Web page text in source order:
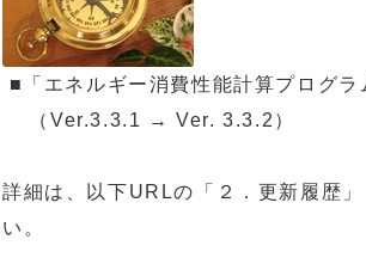
■「エネルギー消費性能計算プログラ
（Ver.3.3.1 → Ver. 3.3.2）
詳細は、以下URLの「２．更新履歴
い。